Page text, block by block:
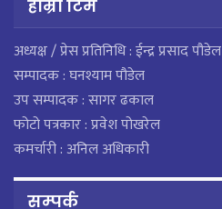
हाम्राे टिम
अध्यक्ष / प्रेस प्रतिनिधि : ईन्द्र प्रसाद पौडेल
सम्पादक : घनश्याम पौडेल
उप सम्पादक : सागर ढकाल
फोटो पत्रकार : प्रवेश पोखरेल
कमर्चारी : अनिल अधिकारी
सम्पर्क